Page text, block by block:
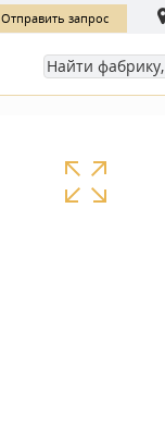
Отправить запрос